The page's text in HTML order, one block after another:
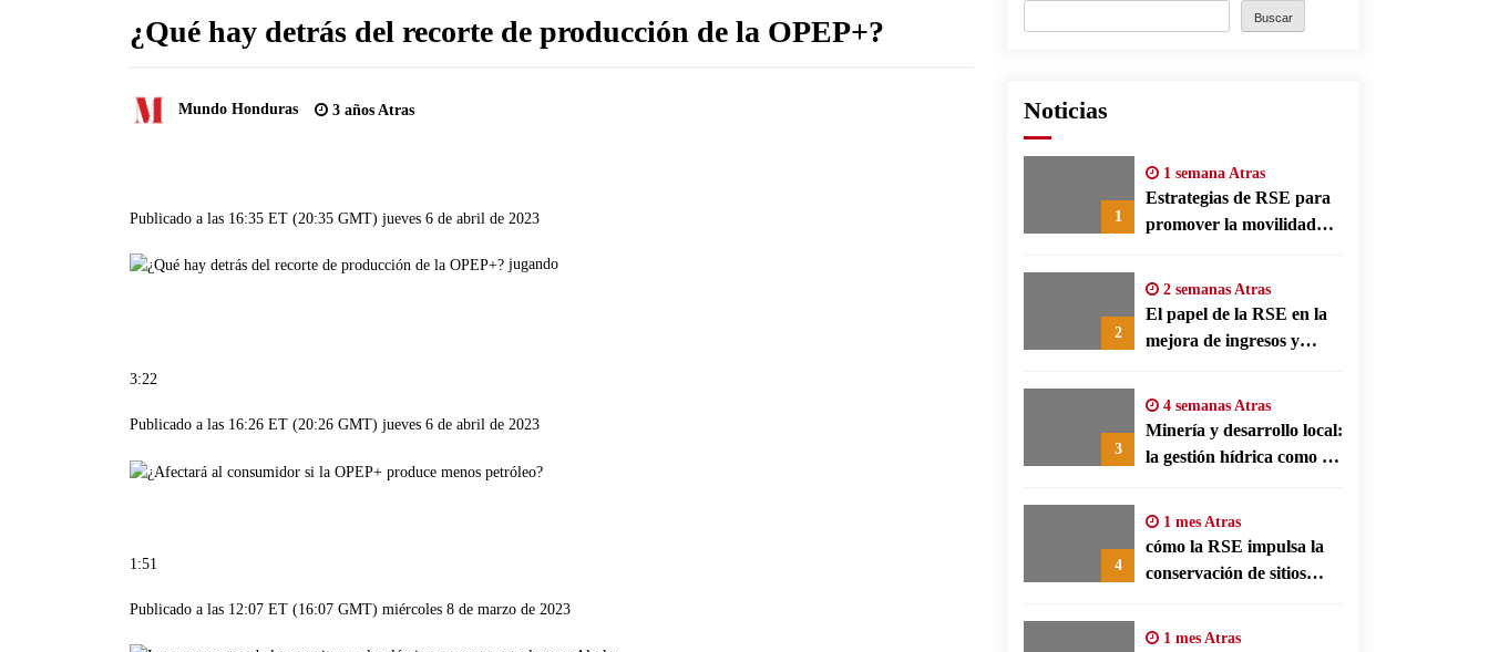
¿Qué hay detrás del recorte de producción de la OPEP+?
Mundo Honduras 3 años Atras
Publicado a las 16:35 ET (20:35 GMT) jueves 6 de abril de 2023
jugando
3:22
Publicado a las 16:26 ET (20:26 GMT) jueves 6 de abril de 2023
1:51
Publicado a las 12:07 ET (16:07 GMT) miércoles 8 de marzo de 2023
Buscar
Noticias
1
1 semana Atras
Estrategias de RSE para
promover la movilidad
fabriles alemanes
2
2 semanas Atras
El papel de la RSE en la
mejora de ingresos y
3
4 semanas Atras
Minería y desarrollo local:
la gestión hídrica como eje
4
1 mes Atras
cómo la RSE impulsa la
conservación de sitios
1 mes Atras